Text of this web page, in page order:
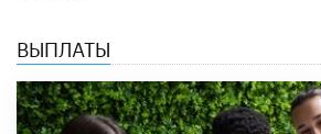
ВЫПЛАТЫ